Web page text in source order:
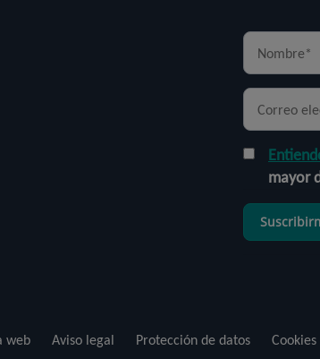
mayor
web Aviso legal Protección de datos Cookies